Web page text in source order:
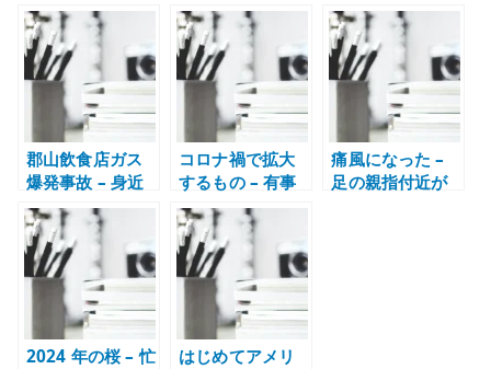
Part1 – 生きる意
味を扱う漫画動
画の記録
もしろい – 早口
と瞬発力で成立
する配信の魅力
たこと – 家計簿
アプリは続けや
すさが重要
郡山飲食店ガス
爆発事故 – 身近
な店舗設備と安
全管理を考える
コロナ禍で拡大
するもの – 有事
に伸びる仕組み
と社会の偏り
痛風になった –
足の親指付近が
2024 年の桜 – 忙
はじめてアメリ